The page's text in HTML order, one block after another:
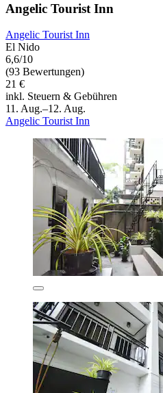
Angelic Tourist Inn
Angelic Tourist Inn
El Nido
6,6/10
(93 Bewertungen)
21 €
inkl. Steuern & Gebühren
11. Aug.–12. Aug.
Angelic Tourist Inn